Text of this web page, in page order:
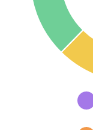
38000 -Grenoble